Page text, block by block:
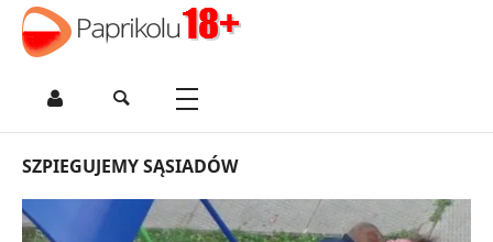
SZPIEGUJEMY SĄSIADÓW